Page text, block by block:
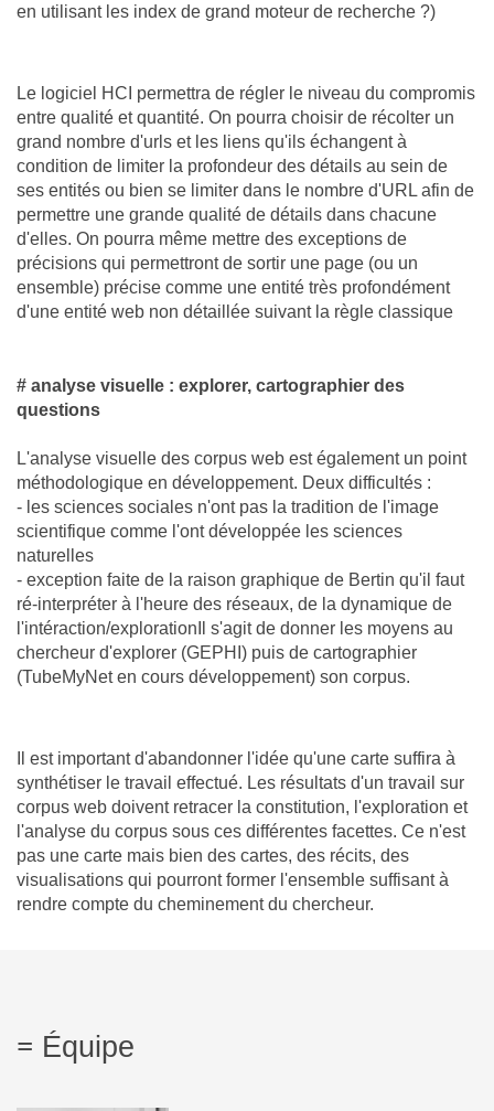
en utilisant les index de grand moteur de recherche ?)
Le logiciel HCI permettra de régler le niveau du compromis
entre qualité et quantité. On pourra choisir de récolter un
grand nombre d'urls et les liens qu'ils échangent à
condition de limiter la profondeur des détails au sein de
ses entités ou bien se limiter dans le nombre d'URL afin de
permettre une grande qualité de détails dans chacune
d'elles. On pourra même mettre des exceptions de
précisions qui permettront de sortir une page (ou un
ensemble) précise comme une entité très profondément
d'une entité web non détaillée suivant la règle classique
# analyse visuelle : explorer, cartographier des
questions
L'analyse visuelle des corpus web est également un point
méthodologique en développement. Deux difficultés :
- les sciences sociales n'ont pas la tradition de l'image
scientifique comme l'ont développée les sciences
naturelles
- exception faite de la raison graphique de Bertin qu'il faut
ré-interpréter à l'heure des réseaux, de la dynamique de
l'intéraction/explorationIl s'agit de donner les moyens au
chercheur d'explorer (GEPHI) puis de cartographier
(TubeMyNet en cours développement) son corpus.
Il est important d'abandonner l'idée qu'une carte suffira à
synthétiser le travail effectué. Les résultats d'un travail sur
corpus web doivent retracer la constitution, l'exploration et
l'analyse du corpus sous ces différentes facettes. Ce n'est
pas une carte mais bien des cartes, des récits, des
visualisations qui pourront former l'ensemble suffisant à
rendre compte du cheminement du chercheur.
Équipe